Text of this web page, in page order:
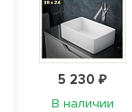
5 230 ₽
В наличии